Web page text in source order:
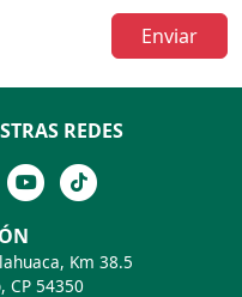
Enviar
REDES
Km 38.5
CP 54350